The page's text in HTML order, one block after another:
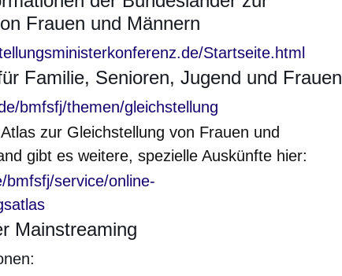
Frauen und Männern
Startseite.html
Fenster
Familie, Senioren, Jugend und Frauen
bmfsfj/themen/gleichstellung
Fenster
zur Gleichstellung von Frauen und
gibt es weitere, spezielle Auskünfte hier:
bmfsfj/service/online-
Mainstreaming